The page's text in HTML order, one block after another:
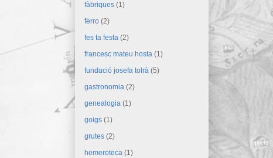
fàbriques (1)
ferro (2)
fes ta festa (2)
francesc mateu hosta (1)
fundació josefa tolrà (5)
gastronomia (2)
genealogia (1)
goigs (1)
grutes (2)
hemeroteca (1)